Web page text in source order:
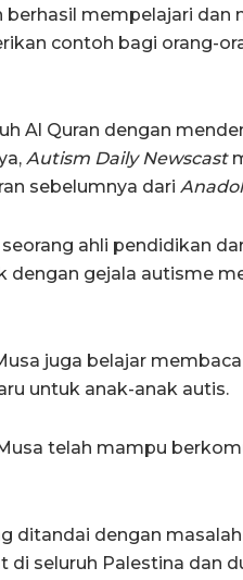
berhasil mempelajari dan
contoh bagi orang-
Al Quran dengan
Autism Daily Newscast
sebelumnya dari
ahli pendidikan
dengan gejala autisme
juga belajar
untuk anak-anak autis.
telah mampu
ditandai dengan
seluruh Palestina dan